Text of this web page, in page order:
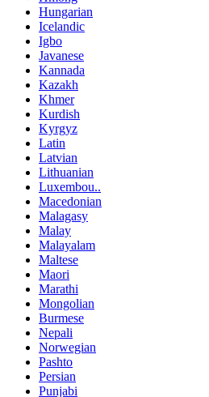
Hungarian
Icelandic
Igbo
Javanese
Kannada
Kazakh
Khmer
Kurdish
Kyrgyz
Latin
Latvian
Lithuanian
Luxembou..
Macedonian
Malagasy
Malay
Malayalam
Maltese
Maori
Marathi
Mongolian
Burmese
Nepali
Norwegian
Pashto
Persian
Punjabi